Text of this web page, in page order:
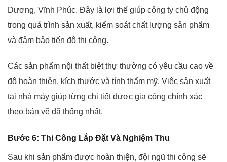
Dương, Vĩnh Phúc. Đây là lợi thế giúp công ty chủ động
trong quá trình sản xuất, kiểm soát chất lượng sản phẩm
và đảm bảo tiến độ thi công.
Các sản phẩm nội thất biệt thự thường có yêu cầu cao về
độ hoàn thiện, kích thước và tính thẩm mỹ. Việc sản xuất
tại nhà máy giúp từng chi tiết được gia công chính xác
theo bản vẽ đã thống nhất.
Bước 6: Thi Công Lắp Đặt Và Nghiệm Thu
Sau khi sản phẩm được hoàn thiện, đội ngũ thi công sẽ